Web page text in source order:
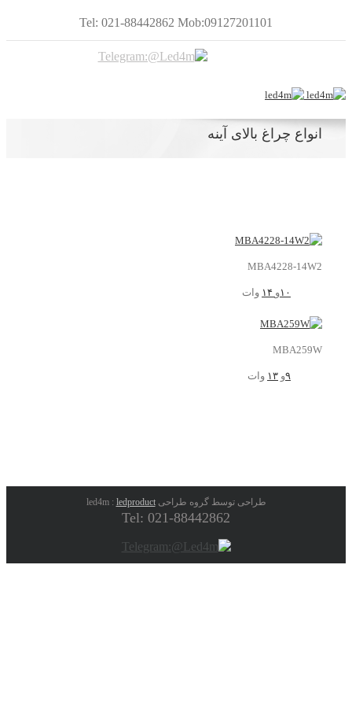
Tel: 021-88442862 Mob:09127201101
انواع چراغ بالای آینه
MBA4228-14W2
۱۰و وات
MBA259W
۹و ۱۳ وات
طراحی توسط گروه طراحی led4m :ledproduct
Tel: 021-88442862